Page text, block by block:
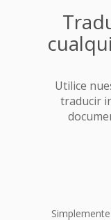
Utilice
traducir